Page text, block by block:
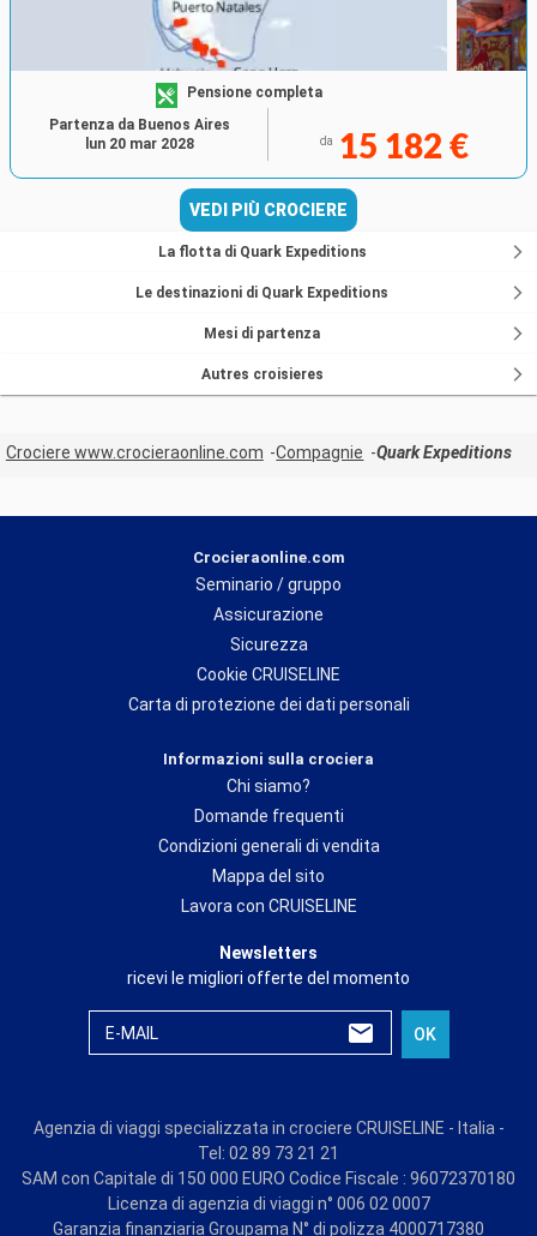
Pensione completa
da 15 182 €
Partenza da Buenos Aires
lun 20 mar 2028
VEDI PIÙ CROCIERE
La flotta di Quark Expeditions
Le destinazioni di Quark Expeditions
Mesi di partenza
Autres croisieres
Crociere www.crocieraonline.com Compagnie Quark Expeditions
Crocieraonline.com
Seminario / gruppo
Assicurazione
Sicurezza
Cookie CRUISELINE
Carta di protezione dei dati personali
Informazioni sulla crociera
Chi siamo?
Domande frequenti
Condizioni generali di vendita
Mappa del sito
Lavora con CRUISELINE
Newsletters
ricevi le migliori offerte del momento
E-MAIL OK
Agenzia di viaggi specializzata in crociere CRUISELINE - Italia -
Tel: 02 89 73 21 21
SAM con Capitale di 150 000 EURO Codice Fiscale : 96072370180
Licenza di agenzia di viaggi n° 006 02 0007
Garanzia finanziaria Groupama N° di polizza 4000717380